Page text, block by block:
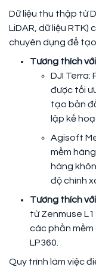
Dữ liệu thu thập từ
LiDAR, dữ liệu
chuyên dụng để
Tương thích
DJI Terra:
được tối
tạo bản
lập kế
Agisoft
mềm
hàng
độ chính
Tương thích với
từ Zenmuse
các phần mềm
LP360.
Quy trình làm việc